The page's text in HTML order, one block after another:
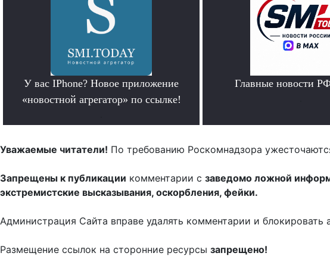
У вас IPhone? Новое приложение
«новостной агрегатор» по ссылке!
Главные новости
Уважаемые читатели! По требованию Роскомнадзора
Запрещены к публикации комментарии с заведомо ложной
экстремистские высказывания, оскорбления, фейки.
Администрация Сайта вправе удалять комментарии и блокировать
Размещение ссылок на сторонние ресурсы запрещено!